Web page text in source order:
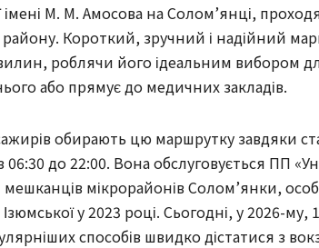
імені М. М. Амосова на Солом’янці,
Короткий, зручний і надійний
роблячи його ідеальним вибором
або прямує до медичних закладів.
обирають цю маршрутку завдяки
06:30 до 22:00. Вона обслуговується ПП
мікрорайонів Солом’янки,
у 2023 році. Сьогодні, у 2026-
способів швидко дістатися з